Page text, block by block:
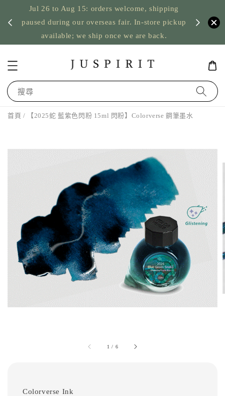
Jul 26 to Aug 15: orders welcome, shipping
paused during our overseas fair. In-store pickup
available; we ship once we are back.
US
搜尋
首頁 / 【2025蛇 藍紫色閃粉 15ml 閃粉】Colorverse 鋼筆墨水
1 / 6
Colorverse Ink